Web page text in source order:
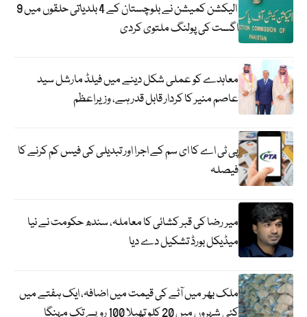
الیکشن کمیشن نے بلوچستان کے 4 بلدیاتی حلقوں میں 9
اگست کی پولنگ ملتوی کردی
معاہدے کو عملی شکل دینے میں فیلڈ مارشل سید
عاصم منیر کا کردار قابل قدر ہے، وزیراعظم
پی ٹی اے کا ای سم کے اجرا اور تبدیلی کی فیس کم کرنے کا
فیصلہ
میر رضا کی قبر کشائی کا معاملہ، سندھ حکومت نے نیا
میڈیکل بورڈ تشکیل دے دیا
ملک بھر میں آٹے کی قیمت میں اضافہ، ایک ہفتے میں
کئی شہروں میں 20 کلو تھیلا 100 روپے تک مہنگا